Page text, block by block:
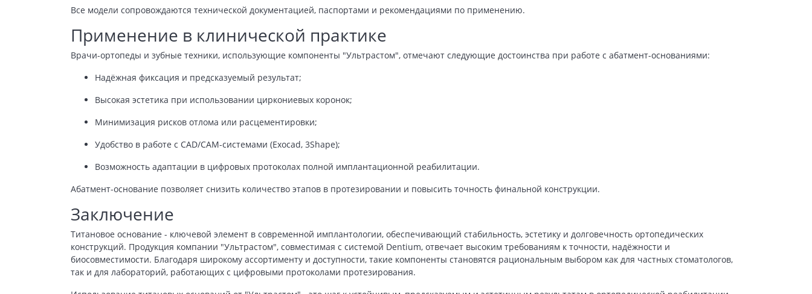
Все модели сопровождаются технической документацией, паспортами и рекомендациями по применению.
Применение в клинической практике
Врачи-ортопеды и зубные техники, использующие компоненты "Ультрастом", отмечают следующие достоинства при работе с абатмент-основаниями:
Надёжная фиксация и предсказуемый результат;
Высокая эстетика при использовании циркониевых коронок;
Минимизация рисков отлома или расцементировки;
Удобство в работе с CAD/CAM-системами (Exocad, 3Shape);
Возможность адаптации в цифровых протоколах полной имплантационной реабилитации.
Абатмент-основание позволяет снизить количество этапов в протезировании и повысить точность финальной конструкции.
Заключение
Титановое основание - ключевой элемент в современной имплантологии, обеспечивающий стабильность, эстетику и долговечность ортопедических
конструкций. Продукция компании "Ультрастом", совместимая с системой Dentium, отвечает высоким требованиям к точности, надёжности и
биосовместимости. Благодаря широкому ассортименту и доступности, такие компоненты становятся рациональным выбором как для частных стоматологов,
так и для лабораторий, работающих с цифровыми протоколами протезирования.